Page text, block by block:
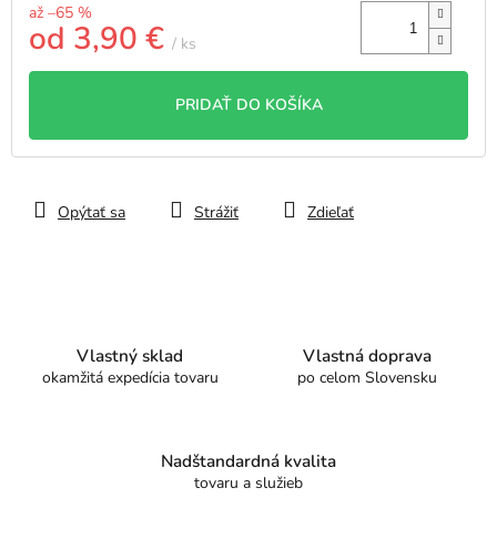
až –65 %
od 3,90 € / ks
Jednotková
PRIDAŤ DO KOŠÍKA
Opýtať sa Strážiť Zdieľať
Vlastný sklad
okamžitá expedícia tovaru
Vlastná doprava
po celom Slovensku
Nadštandardná kvalita
tovaru a služieb